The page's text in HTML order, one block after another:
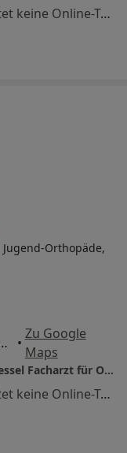
Dieser Arzt bzw. diese Ärztin bietet keine Online-Terminbuchung an diesem Standort an.
Orthopäde,
Bingen am Rhein •
Zu Google
Maps
überörtl. Praxis Dr.med. Thomas Pressel Facharzt für Orthopädie und Unfallchirurgie
Dieser Arzt bzw. diese Ärztin bietet keine Online-Terminbuchung an diesem Standort an.